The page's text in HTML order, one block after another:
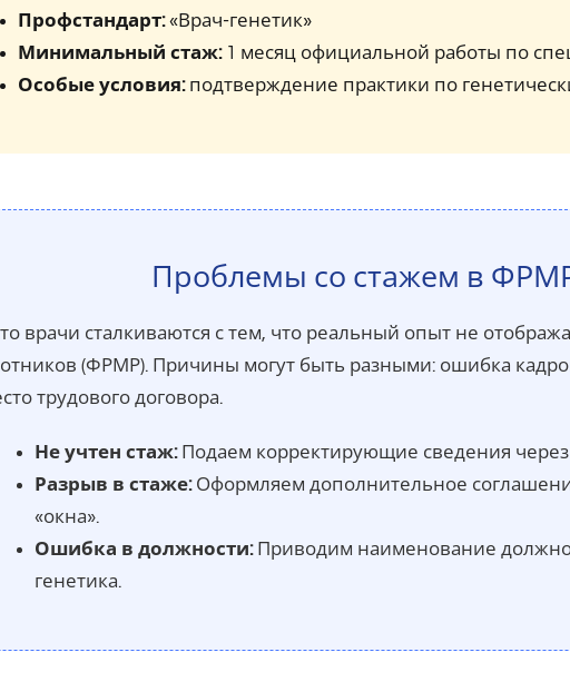
Профстандарт:«Врач-генетик»
Минимальный стаж:1 месяц официальной работы по
Особые условия:подтверждение практики по
Проблемы со стажем в
врачи сталкиваются с тем, что реальный опыт не
(ФРМР). Причины могут быть разными: ошибка
трудового договора.
Не учтен стаж:Подаем корректирующие сведения через
Разрыв в стаже:Оформляем дополнительное
«окна».
Ошибка в должности:Приводим наименование
генетика.